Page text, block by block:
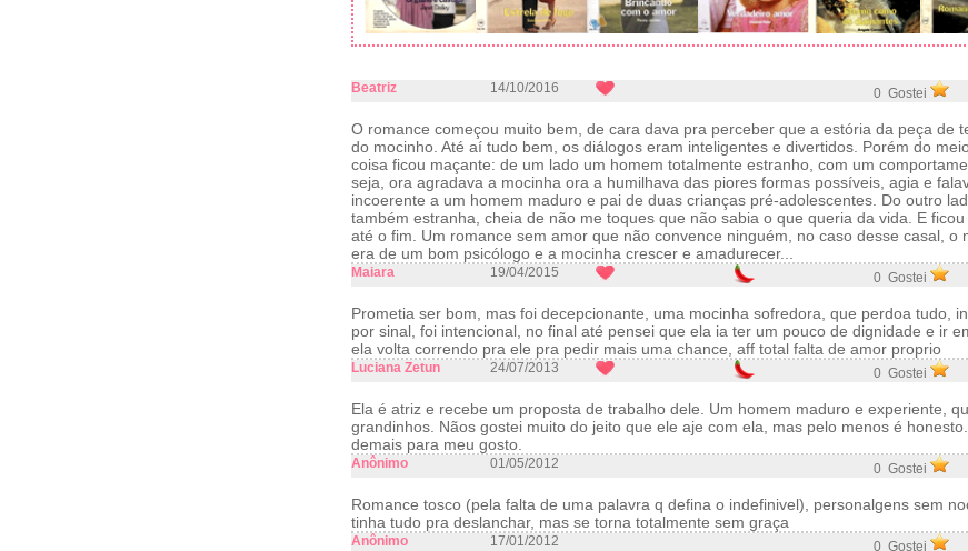
Beatriz 14/10/2016 0 Gostei
O romance começou muito bem, de cara dava pra perceber que a estória da peça de
do mocinho. Até aí tudo bem, os diálogos eram inteligentes e divertidos. Porém do
coisa ficou maçante: de um lado um homem totalmente estranho, com um
seja, ora agradava a mocinha ora a humilhava das piores formas possíveis, agia e
incoerente a um homem maduro e pai de duas crianças pré-adolescentes. Do outro
também estranha, cheia de não me toques que não sabia o que queria da vida. E
até o fim. Um romance sem amor que não convence ninguém, no caso desse casal, o
era de um bom psicólogo e a mocinha crescer e amadurecer...
Maiara 19/04/2015 0 Gostei
Prometia ser bom, mas foi decepcionante, uma mocinha sofredora, que perdoa tudo,
por sinal, foi intencional, no final até pensei que ela ia ter um pouco de dignidade e ir
ela volta correndo pra ele pra pedir mais uma chance, aff total falta de amor proprio
Luciana Zetun 24/07/2013 0 Gostei
Ela é atriz e recebe um proposta de trabalho dele. Um homem maduro e experiente,
grandinhos. Nãos gostei muito do jeito que ele aje com ela, mas pelo menos é
demais para meu gosto.
Anônimo 01/05/2012 0 Gostei
Romance tosco (pela falta de uma palavra q defina o indefinivel), personalgens sem
tinha tudo pra deslanchar, mas se torna totalmente sem graça
Anônimo 17/01/2012 0 Gostei